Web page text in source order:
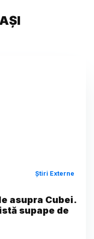
Știri Externe
asupra Cubei.
supape de